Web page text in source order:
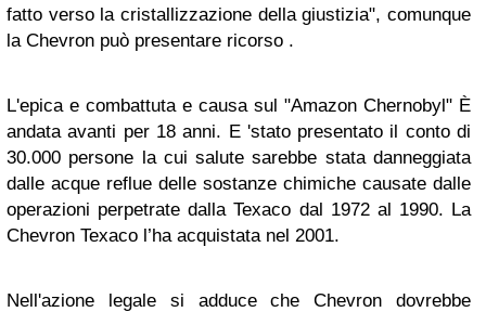
fatto verso la cristallizzazione della giustizia", comunque
la Chevron può presentare ricorso .
L'epica e combattuta e causa sul "Amazon Chernobyl" È
andata avanti per 18 anni. E 'stato presentato il conto di
30.000 persone la cui salute sarebbe stata danneggiata
dalle acque reflue delle sostanze chimiche causate dalle
operazioni perpetrate dalla Texaco dal 1972 al 1990. La
Chevron Texaco l’ha acquistata nel 2001.
Nell'azione legale si adduce che Chevron dovrebbe